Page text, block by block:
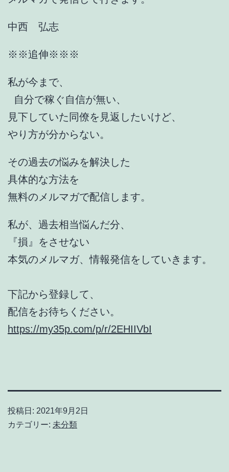
中西 弘志
※※追伸※※※
私が今まで、
自分で稼ぐ自信が無い、
見下していた同僚を見返したいけど、
やり方が分からない。
その過去の悩みを解決した
具体的な方法を
無料のメルマガで配信します。
私が、過去相当悩んだ分、
『損』をさせない
本気のメルマガ、情報発信をしていきます。
下記から登録して、
配信をお待ちください。
https://my35p.com/p/r/2EHIIVbI
投稿日: 2021年9月2日
カテゴリー: 未分類